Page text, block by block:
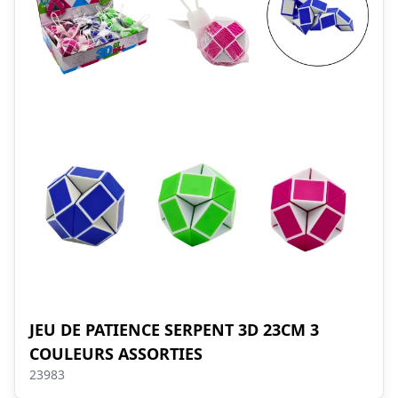
JEU DE PATIENCE SERPENT 3D 23CM 3
COULEURS ASSORTIES
23983